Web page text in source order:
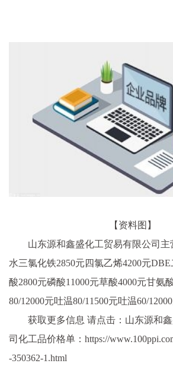
【资料图】
山东源和鑫盛化工贸易有限公司
水三氯化铁2850元四氯乙烯4200元DBE
酸2800元磷酸11000元草酸4000元甘氨
80/12000元吐温80/11500元吐温60/
获取更多信息 请点击：山东源和
司化工品价格单：https://
-350362-1.html